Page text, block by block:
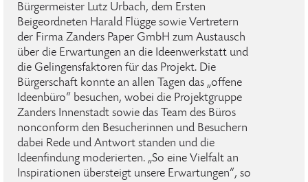
Bürgermeister Lutz Urbach, dem Ersten
Beigeordneten Harald Flügge sowie Vertretern
der Firma Zanders Paper GmbH zum Austausch
über die Erwartungen an die Ideenwerkstatt und
die Gelingensfaktoren für das Projekt. Die
Bürgerschaft konnte an allen Tagen das „offene
Ideenbüro“ besuchen, wobei die Projektgruppe
Zanders Innenstadt sowie das Team des Büros
nonconform den Besucherinnen und Besuchern
dabei Rede und Antwort standen und die
Ideenfindung moderierten. „So eine Vielfalt an
Inspirationen übersteigt unsere Erwartungen“, so